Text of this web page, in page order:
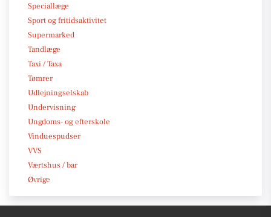
Speciallæge
Sport og fritidsaktivitet
Supermarked
Tandlæge
Taxi / Taxa
Tømrer
Udlejningselskab
Undervisning
Ungdoms- og efterskole
Vinduespudser
VVS
Værtshus / bar
Øvrige